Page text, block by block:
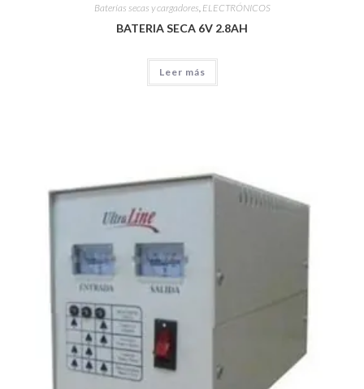
Baterías secas y cargadores, ELECTRÓNICOS
BATERIA SECA 6V 2.8AH
Leer más